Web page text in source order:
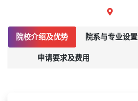
院校介绍及优势 院系与专业设置
申请要求及费用